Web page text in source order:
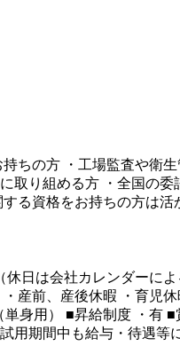
ちの方 ・工場監査や衛
取り組める方 ・全国の委
る資格をお持ちの方は活
日は会社カレンダーに
産前、産後休暇 ・育児
身用） ■昇給制度 ・有 ■
用期間中も給与・待遇等